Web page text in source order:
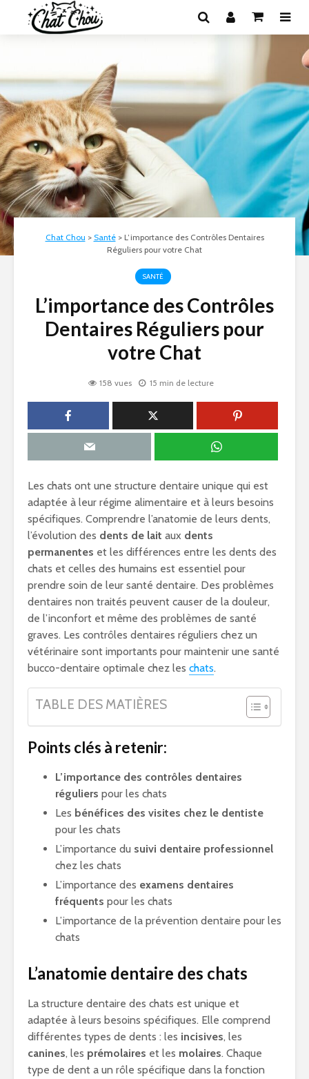
Chat Chou > Santé> L’importance des Contrôles Dentaires
Réguliers pour votre Chat
SANTÉ
L’importance des Contrôles
Dentaires Réguliers pour
votre Chat
158 vues 15 min de lecture
Les chats ont une structure dentaire unique qui est
adaptée à leur régime alimentaire et à leurs besoins
spécifiques. Comprendre l’anatomie de leurs dents,
l’évolution des dents de lait aux dents
permanentes et les différences entre les dents des
chats et celles des humains est essentiel pour
prendre soin de leur santé dentaire. Des problèmes
dentaires non traités peuvent causer de la douleur,
de l’inconfort et même des problèmes de santé
graves. Les contrôles dentaires réguliers chez un
vétérinaire sont importants pour maintenir une santé
bucco-dentaire optimale chez les chats.
TABLE DES MATIÈRES
Points clés à retenir:
L’importance des contrôles dentaires
réguliers pour les chats
Les bénéfices des visites chez le dentiste
pour les chats
L’importance du suivi dentaire professionnel
chez les chats
L’importance des examens dentaires
fréquents pour les chats
L’importance de la prévention dentaire pour les
chats
L’anatomie dentaire des chats
La structure dentaire des chats est unique et
adaptée à leurs besoins spécifiques. Elle comprend
différentes types de dents : les incisives, les
canines, les prémolaires et les molaires. Chaque
type de dent a un rôle spécifique dans la fonction